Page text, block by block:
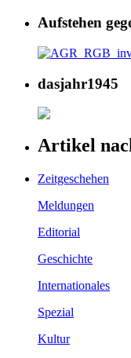
Aufstehen
dasjahr1945
Artikel
Zeitgeschehen
Meldungen
Editorial
Geschichte
Internationales
Spezial
Kultur